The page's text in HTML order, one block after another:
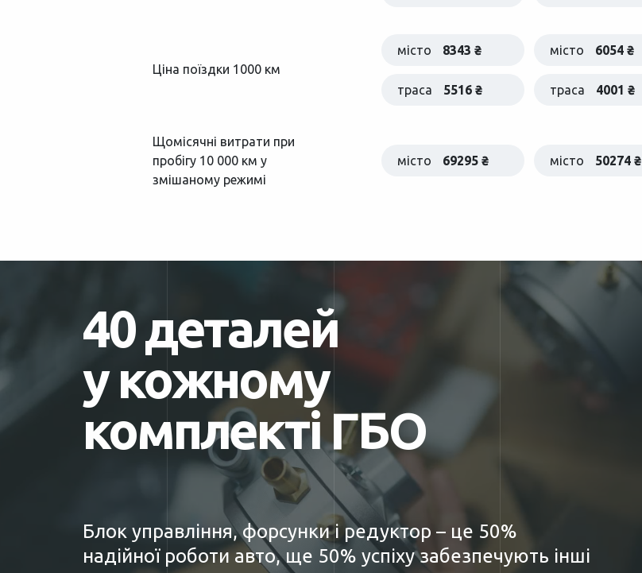
Ціна поїздки 1000 км
місто 8343 ₴ місто 6054 ₴
траса 5516 ₴ траса 4001 ₴
Щомісячні витрати при
пробігу 10 000 км у
змішаному режимі
місто 69295 ₴ місто 50274 ₴
40 деталей
у кожному
комплекті ГБО
Блок управління, форсунки і редуктор – це 50%
надійної роботи авто, ще 50% успіху забезпечують інші